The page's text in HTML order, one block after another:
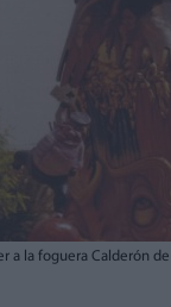
a la foguera Calderón